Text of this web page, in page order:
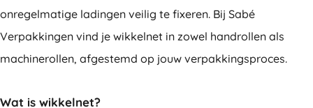
onregelmatige ladingen veilig te fixeren. Bij Sabé
Verpakkingen vind je wikkelnet in zowel handrollen als
machinerollen, afgestemd op jouw verpakkingsproces.
Wat is wikkelnet?